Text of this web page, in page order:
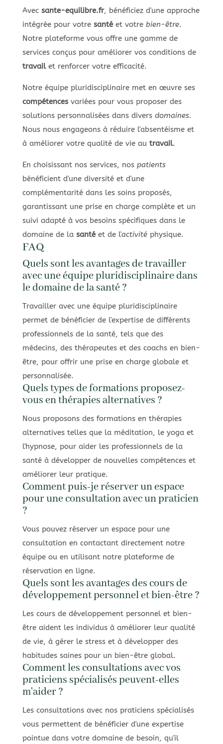
Avec sante-equilibre.fr, bénéficiez d'une approche
intégrée pour votre santéet votre bien-être.
Notre plateforme vous offre une gamme de
services conçus pour améliorer vos conditions de
travailet renforcer votre efficacité.
Notre équipe pluridisciplinaire met en œuvre ses
compétencesvariées pour vous proposer des
solutions personnalisées dans divers domaines.
Nous nous engageons à réduire l'absentéisme et
à améliorer votre qualité de vie au travail.
En choisissant nos services, nos patients
bénéficient d'une diversité et d'une
complémentarité dans les soins proposés,
garantissant une prise en charge complète et un
suivi adapté à vos besoins spécifiques dans le
domaine de la santéet de l'activitéphysique.
FAQ
Quels sont les avantages de travailler
avec une équipe pluridisciplinaire dans
le domaine de la santé ?
Travailler avec une équipe pluridisciplinaire
permet de bénéficier de l'expertise de différents
professionnels de la santé, tels que des
médecins, des thérapeutes et des coachs en bien-
être, pour offrir une prise en charge globale et
personnalisée.
Quels types de formations proposez-
vous en thérapies alternatives ?
Nous proposons des formations en thérapies
alternatives telles que la méditation, le yoga et
l'hypnose, pour aider les professionnels de la
santé à développer de nouvelles compétences et
améliorer leur pratique.
Comment puis-je réserver un espace
pour une consultation avec un praticien
?
Vous pouvez réserver un espace pour une
consultation en contactant directement notre
équipe ou en utilisant notre plateforme de
réservation en ligne.
Quels sont les avantages des cours de
développement personnel et bien-être ?
Les cours de développement personnel et bien-
être aident les individus à améliorer leur qualité
de vie, à gérer le stress et à développer des
habitudes saines pour un bien-être global.
Comment les consultations avec vos
praticiens spécialisés peuvent-elles
m'aider ?
Les consultations avec nos praticiens spécialisés
vous permettent de bénéficier d'une expertise
pointue dans votre domaine de besoin, qu'il